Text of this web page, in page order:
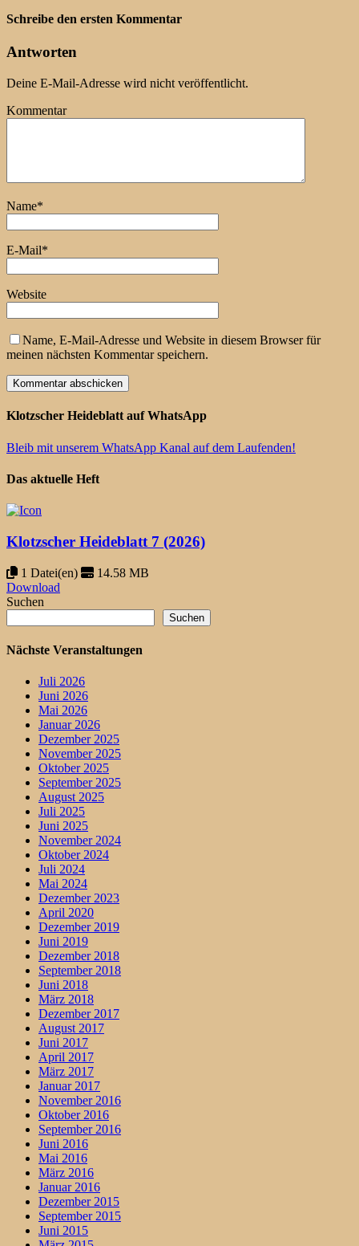
Schreibe den ersten Kommentar
Antworten
Deine E-Mail-Adresse wird nicht veröffentlicht.
Kommentar
Name*
E-Mail*
Website
Name, E-Mail-Adresse und Website in diesem Browser für
meinen nächsten Kommentar speichern.
Klotzscher Heideblatt auf WhatsApp
Bleib mit unserem WhatsApp Kanal auf dem Laufenden!
Das aktuelle Heft
Klotzscher Heideblatt 7 (2026)
1 Datei(en)
14.58 MB
Download
Suchen
Suchen
Nächste Veranstaltungen
Juli 2026
Juni 2026
Mai 2026
Januar 2026
Dezember 2025
November 2025
Oktober 2025
September 2025
August 2025
Juli 2025
Juni 2025
November 2024
Oktober 2024
Juli 2024
Mai 2024
Dezember 2023
April 2020
Dezember 2019
Juni 2019
Dezember 2018
September 2018
Juni 2018
März 2018
Dezember 2017
August 2017
Juni 2017
April 2017
März 2017
Januar 2017
November 2016
Oktober 2016
September 2016
Juni 2016
Mai 2016
März 2016
Januar 2016
Dezember 2015
September 2015
Juni 2015